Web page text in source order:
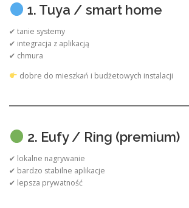
1. Tuya / smart home
✔ tanie systemy
✔ integracja z aplikacją
✔ chmura
dobre do mieszkań i budżetowych instalacji
2. Eufy / Ring (premium)
✔ lokalne nagrywanie
✔ bardzo stabilne aplikacje
✔ lepsza prywatność